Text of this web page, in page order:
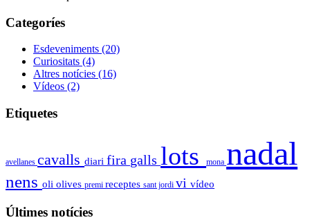
Categoríes
Esdeveniments (20)
Curiositats (4)
Altres notícies (16)
Vídeos (2)
Etiquetes
avellanes cavalls diari fira galls lots mona nadal
nens oli olives premi receptes sant jordi vi vídeo
Últimes notícies